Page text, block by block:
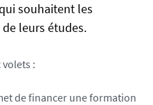
souhaitent les
leurs études.
:
de financer une formation